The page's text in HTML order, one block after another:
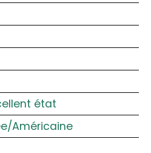
état
Américaine